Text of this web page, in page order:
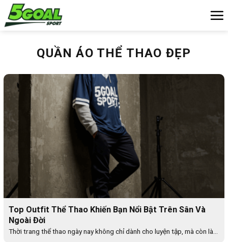
Chuyển
đến
QUẦN ÁO THỂ THAO ĐẸP
Top Outfit Thể Thao Khiến Bạn Nổi Bật Trên Sân Và
Ngoài Đời
Thời trang thể thao ngày nay không chỉ dành cho luyện tập, mà còn là...